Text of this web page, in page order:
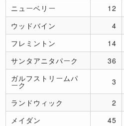
ニューベリー
12
ウッドバイン
4
フレミントン
14
サンタアニタパーク
36
ガルフストリームパ
ーク 3
ランドウィック 2
メイダン
45